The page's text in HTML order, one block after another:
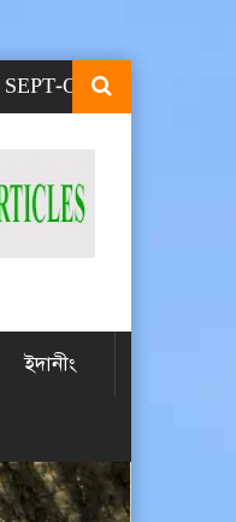
2026 সংখ্যা প্রকাশিত
ইদানীং